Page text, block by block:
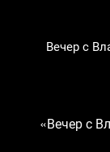
Вечер с
«Вечер с